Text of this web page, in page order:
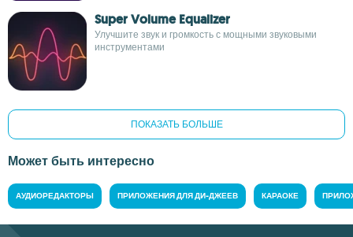
Super Volume Equalizer
Улучшите звук и громкость с мощными звуковыми
инструментами
ПОКАЗАТЬ БОЛЬШЕ
Может быть интересно
АУДИОРЕДАКТОРЫ ПРИЛОЖЕНИЯ ДЛЯ ДИ-ДЖЕЕВ КАРАОКЕ